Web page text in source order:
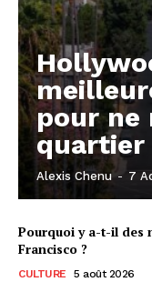
pour ne
quartier
Alexis Chenu - 7
Pourquoi y a-t-il des
Francisco ?
CULTURE 5 août 2026